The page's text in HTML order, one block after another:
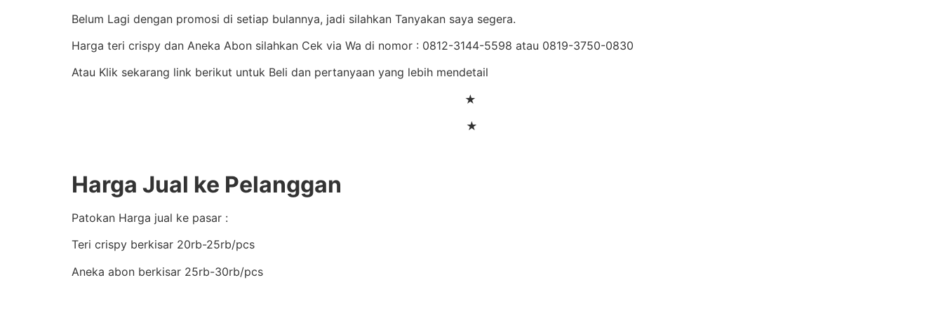
Belum Lagi dengan promosi di setiap bulannya, jadi silahkan Tanyakan saya segera.
Harga teri crispy dan Aneka Abon silahkan Cek via Wa di nomor : 0812-3144-5598 atau 0819-3750-0830
Atau Klik sekarang link berikut untuk Beli dan pertanyaan yang lebih mendetail
★
★
Harga Jual ke Pelanggan
Patokan Harga jual ke pasar :
Teri crispy berkisar 20rb-25rb/pcs
Aneka abon berkisar 25rb-30rb/pcs